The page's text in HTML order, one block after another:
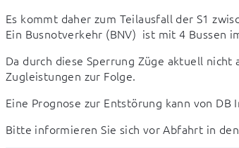
Es kommt daher zum Teilausfall der S1
Ein Busnotverkehr (BNV)  ist mit 4 Bussen
Da durch diese Sperrung Züge aktuell
Zugleistungen zur Folge.
Eine Prognose zur Entstörung kann von
Bitte informieren Sie sich vor Abfahrt in